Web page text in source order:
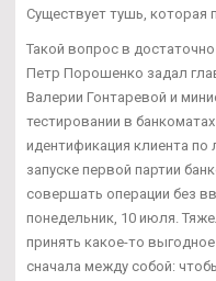
Существует тушь,
Такой вопрос в
Петр Порошенко задал
Валерии Гонтаревой и
тестировании в
идентификация клиента по
запуске первой партии
совершать операции без
понедельник, 10 июля.
принять какое-то
сначала между собой: